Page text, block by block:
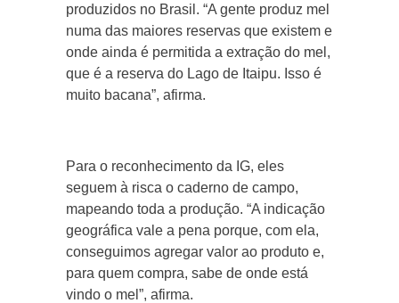
produzidos no Brasil. “A gente produz mel
numa das maiores reservas que existem e
onde ainda é permitida a extração do mel,
que é a reserva do Lago de Itaipu. Isso é
muito bacana”, afirma.
Para o reconhecimento da IG, eles
seguem à risca o caderno de campo,
mapeando toda a produção. “A indicação
geográfica vale a pena porque, com ela,
conseguimos agregar valor ao produto e,
para quem compra, sabe de onde está
vindo o mel”, afirma.